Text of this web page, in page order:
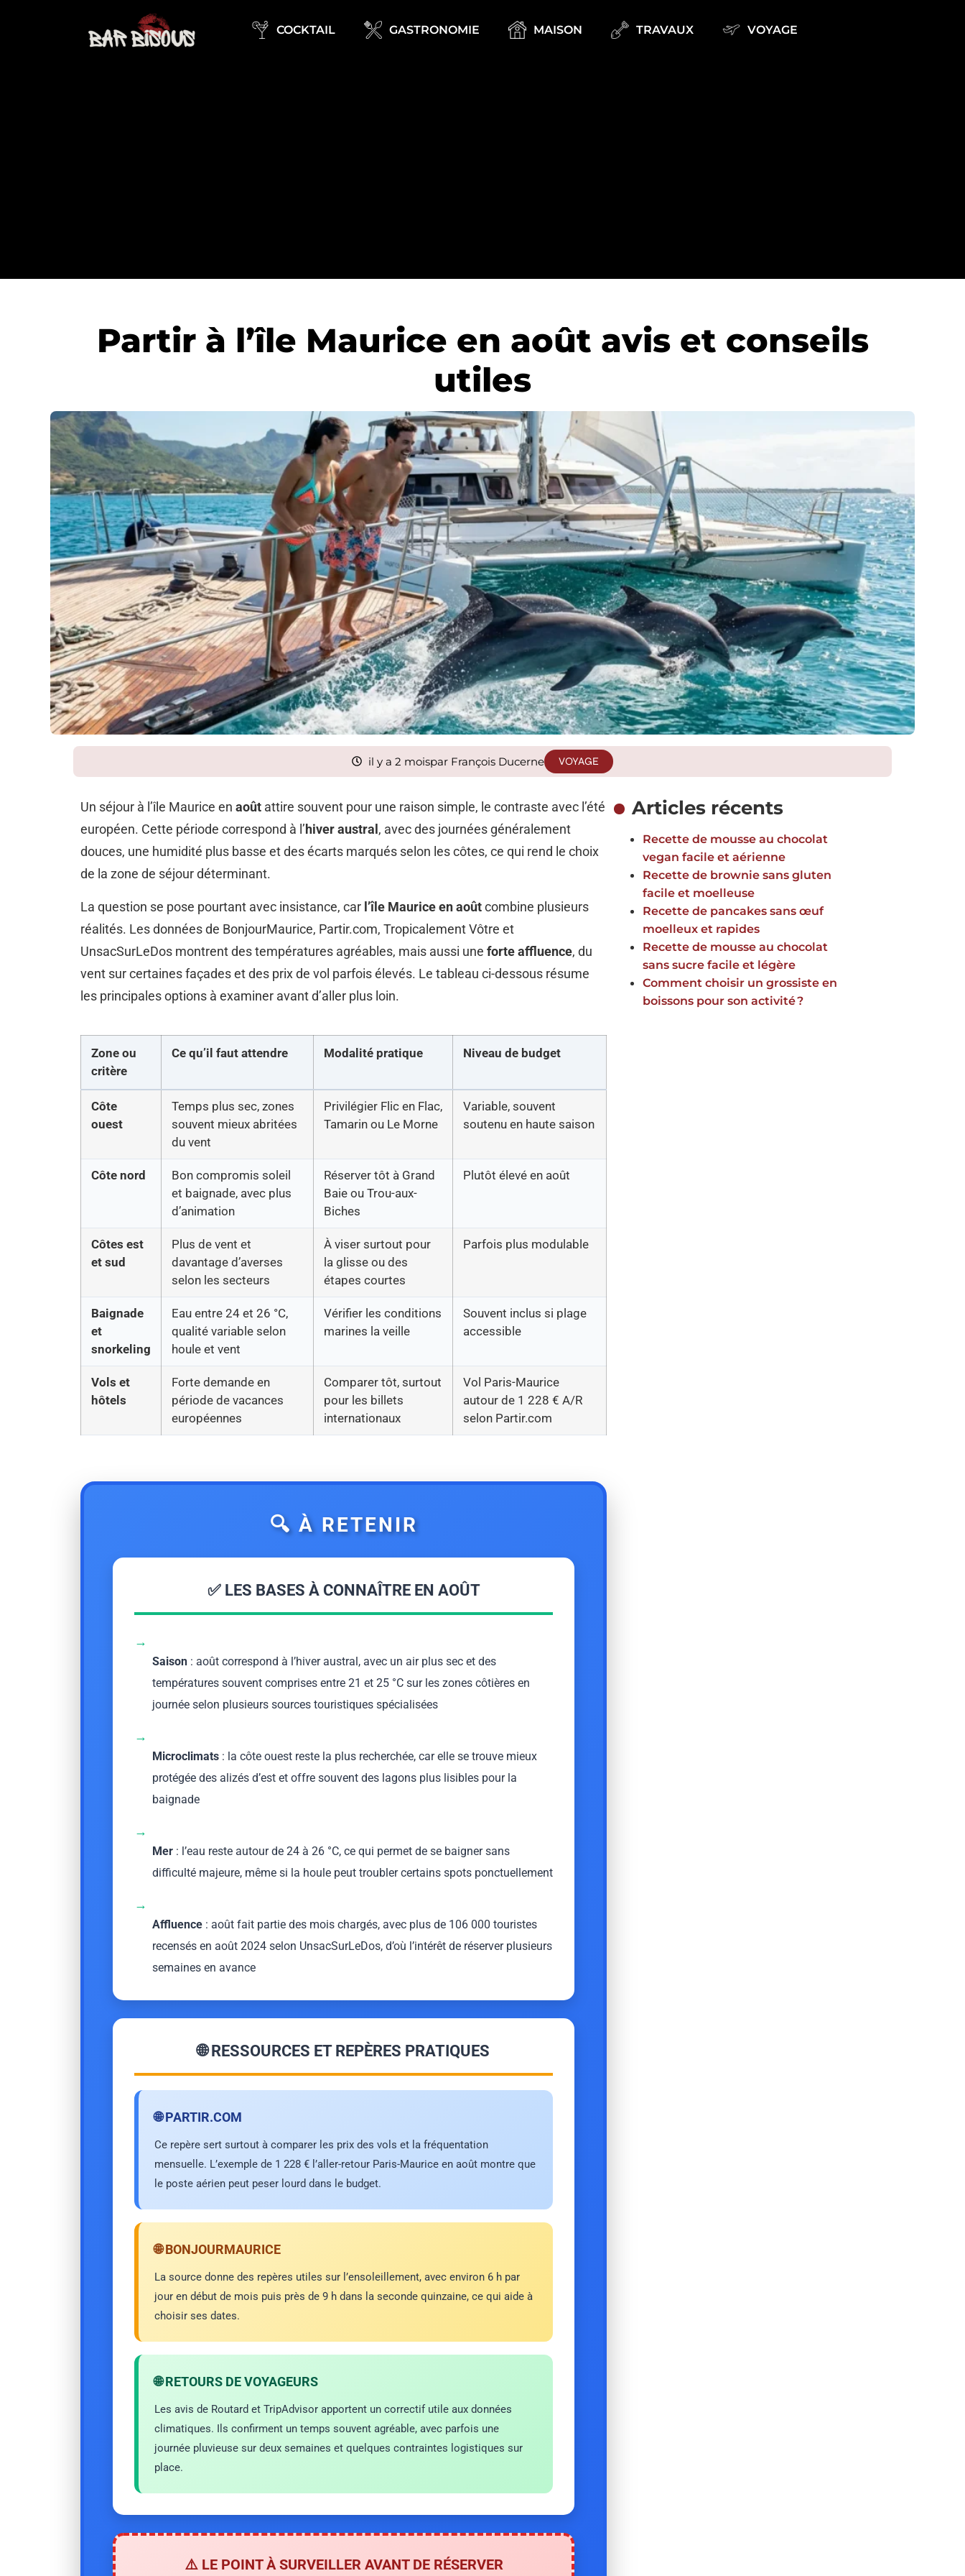
COCKTAIL GASTRONOMIE MAISON TRAVAUX VOYAGE
Partir à l’île Maurice en août avis et conseils
utiles
il y a 2 moispar François Ducerne VOYAGE
Un séjour à l’île Maurice en août attire souvent pour une raison simple, le contraste avec l’été
européen. Cette période correspond à l’ hiver austral , avec des journées généralement
douces, une humidité plus basse et des écarts marqués selon les côtes, ce qui rend le choix
de la zone de séjour déterminant.
La question se pose pourtant avec insistance, car l’île Maurice en août combine plusieurs
réalités. Les données de BonjourMaurice, Partir.com, Tropicalement Vôtre et
UnsacSurLeDos montrent des températures agréables, mais aussi une forte affluence, du
vent sur certaines façades et des prix de vol parfois élevés. Le tableau ci-dessous résume
les principales options à examiner avant d’aller plus loin.
Zone ou
critère
Ce qu’il faut attendre Modalité pratique Niveau de budget
Côte
ouest
Temps plus sec, zones
souvent mieux abritées
du vent
Privilégier Flic en Flac,
Tamarin ou Le Morne
Variable, souvent
soutenu en haute saison
Côte nord
Bon compromis soleil
et baignade, avec plus
d’animation
Réserver tôt à Grand
Baie ou Trou-aux-
Biches
Plutôt élevé en août
Côtes est
et sud
Plus de vent et
davantage d’averses
selon les secteurs
À viser surtout pour
la glisse ou des
étapes courtes
Parfois plus modulable
Baignade
et
snorkeling
Eau entre 24 et 26 °C,
qualité variable selon
houle et vent
Vérifier les conditions
marines la veille
Souvent inclus si plage
accessible
Vols et
hôtels
Forte demande en
période de vacances
européennes
Comparer tôt, surtout
pour les billets
internationaux
Vol Paris-Maurice
autour de 1 228 € A/R
selon Partir.com
🔍 À RETENIR
✅ LES BASES À CONNAÎTRE EN AOÛT
→
Saison : août correspond à l’hiver austral, avec un air plus sec et des
températures souvent comprises entre 21 et 25 °C sur les zones côtières en
journée selon plusieurs sources touristiques spécialisées
→
Microclimats : la côte ouest reste la plus recherchée, car elle se trouve mieux
protégée des alizés d’est et offre souvent des lagons plus lisibles pour la
baignade
→
Mer : l’eau reste autour de 24 à 26 °C, ce qui permet de se baigner sans
difficulté majeure, même si la houle peut troubler certains spots ponctuellement
→
Affluence : août fait partie des mois chargés, avec plus de 106 000 touristes
recensés en août 2024 selon UnsacSurLeDos, d’où l’intérêt de réserver plusieurs
semaines en avance
🌐 RESSOURCES ET REPÈRES PRATIQUES
🌐 PARTIR.COM
Ce repère sert surtout à comparer les prix des vols et la fréquentation
mensuelle. L’exemple de 1 228 € l’aller-retour Paris-Maurice en août montre que
le poste aérien peut peser lourd dans le budget.
🌐 BONJOURMAURICE
La source donne des repères utiles sur l’ensoleillement, avec environ 6 h par
jour en début de mois puis près de 9 h dans la seconde quinzaine, ce qui aide à
choisir ses dates.
🌐 RETOURS DE VOYAGEURS
Les avis de Routard et TripAdvisor apportent un correctif utile aux données
climatiques. Ils confirment un temps souvent agréable, avec parfois une
journée pluvieuse sur deux semaines et quelques contraintes logistiques sur
place.
⚠️ LE POINT À SURVEILLER AVANT DE RÉSERVER
Articles récents
Recette de mousse au chocolat
vegan facile et aérienne
Recette de brownie sans gluten
facile et moelleuse
Recette de pancakes sans œuf
moelleux et rapides
Recette de mousse au chocolat
sans sucre facile et légère
Comment choisir un grossiste en
boissons pour son activité ?